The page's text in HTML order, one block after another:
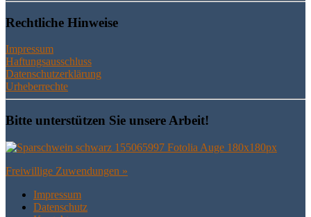
Recht­li­che Hinweise
Impressum
Haftungsausschluss
Datenschutzerklärung
Urheberrechte
Bit­te unter­stüt­zen Sie unse­re Arbeit!
Frei­wil­li­ge Zuwendungen »
Impres­sum
Daten­schutz